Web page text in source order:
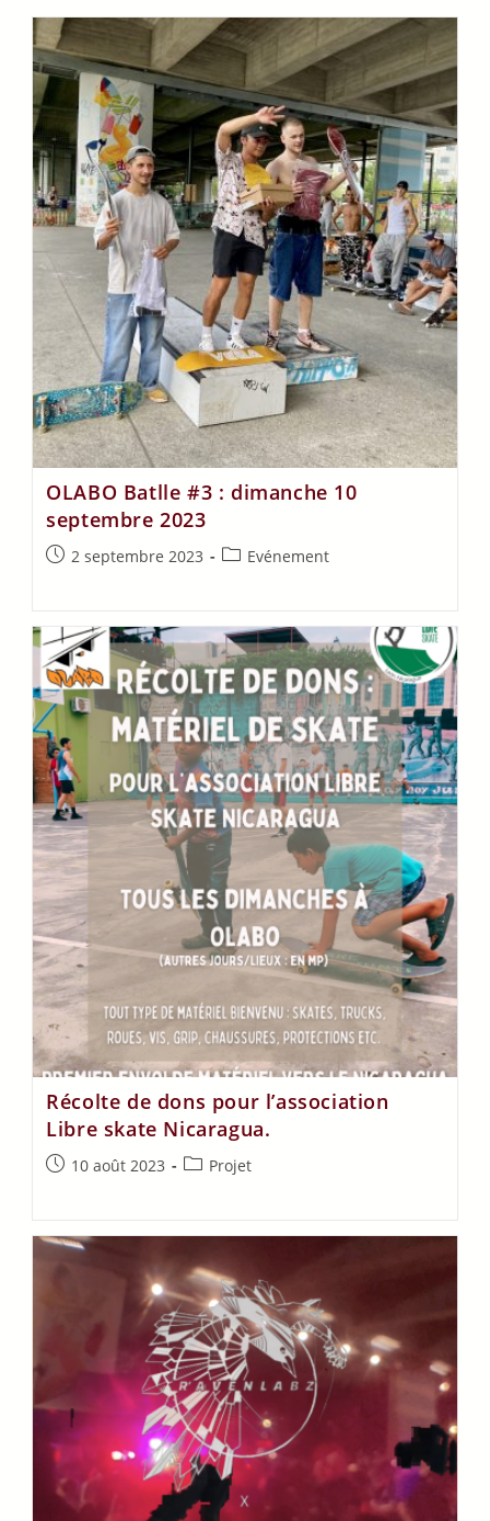
OLABO Batlle #3 : dimanche 10
septembre 2023
2 septembre 2023 Evénement
Récolte de dons pour l’association
Libre skate Nicaragua.
10 août 2023 Projet